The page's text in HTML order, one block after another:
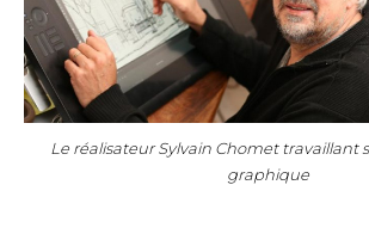
Le réalisateur Sylvain Chomet travaillant
graphique